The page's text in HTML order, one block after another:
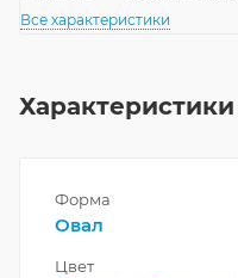
Все характеристики
Характеристики
Форма
Овал
Цвет